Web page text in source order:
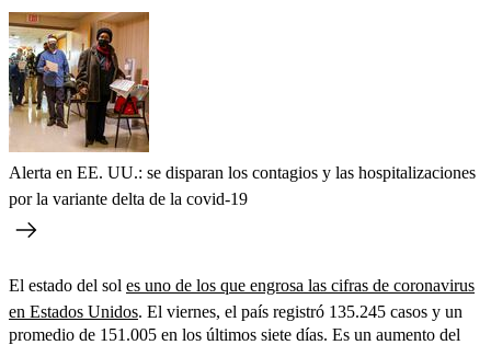
Alerta en EE. UU.: se disparan los contagios y las hospitalizaciones
por la variante delta de la covid-19
El estado del sol es uno de los que engrosa las cifras de coronavirus
en Estados Unidos. El viernes, el país registró 135.245 casos y un
promedio de 151.005 en los últimos siete días. Es un aumento del